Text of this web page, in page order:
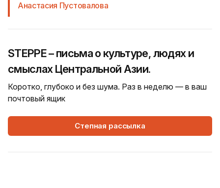
Анастасия Пустовалова
STEPPE – письма о культуре, людях и
смыслах Центральной Азии.
Коротко, глубоко и без шума. Раз в неделю — в ваш
почтовый ящик
Степная рассылка